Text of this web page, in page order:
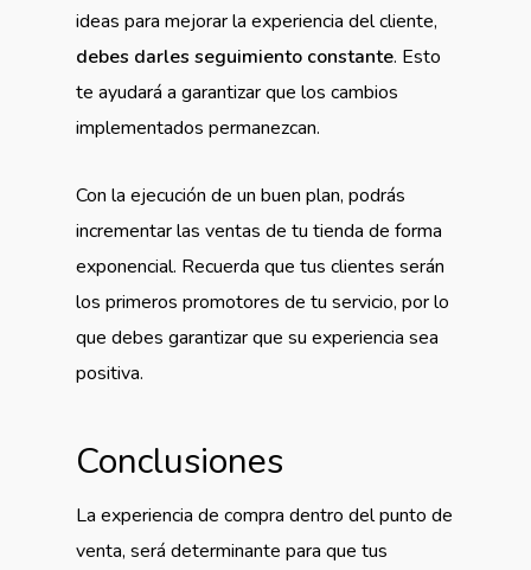
ideas para mejorar la experiencia del cliente,
debes darles seguimiento constante. Esto
te ayudará a garantizar que los cambios
implementados permanezcan.
Con la ejecución de un buen plan, podrás
incrementar las ventas de tu tienda de forma
exponencial. Recuerda que tus clientes serán
los primeros promotores de tu servicio, por lo
que debes garantizar que su experiencia sea
positiva.
Conclusiones
La experiencia de compra dentro del punto de
venta, será determinante para que tus